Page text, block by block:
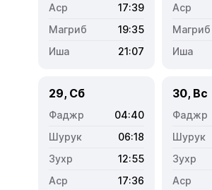
17:39
19:35
21:07
29, Сб
04:40
06:18
12:55
17:36
30, Вс